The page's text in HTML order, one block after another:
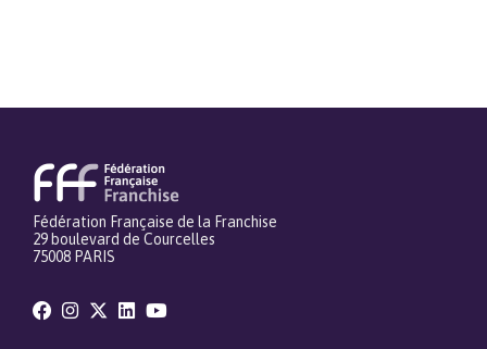
Fédération Française de la Franchise
29 boulevard de Courcelles
75008 PARIS